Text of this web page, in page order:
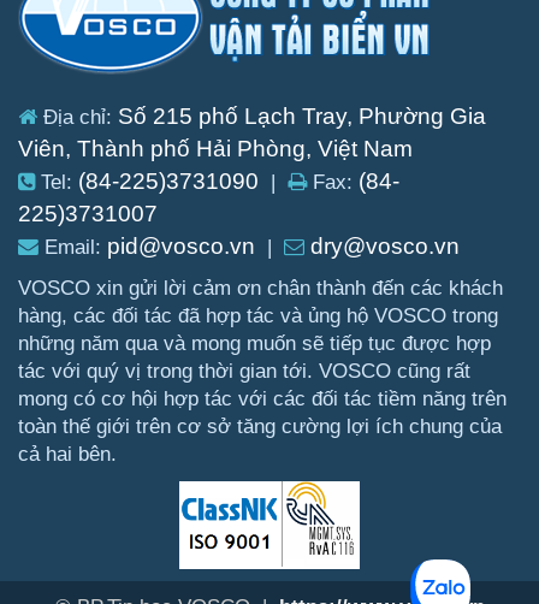
Địa chỉ: Số 215 phố Lạch Tray, Phường Gia
Viên, Thành phố Hải Phòng, Việt Nam
Tel: (84-225)3731090 Fax: (84-
225)3731007
Email: pid@vosco.vn dry@vosco.vn
VOSCO xin gửi lời cảm ơn chân thành đến các khách
hàng, các đối tác đã hợp tác và ủng hộ VOSCO trong
những năm qua và mong muốn sẽ tiếp tục được hợp
tác với quý vị trong thời gian tới. VOSCO cũng rất
mong có cơ hội hợp tác với các đối tác tiềm năng trên
toàn thế giới trên cơ sở tăng cường lợi ích chung của
cả hai bên.